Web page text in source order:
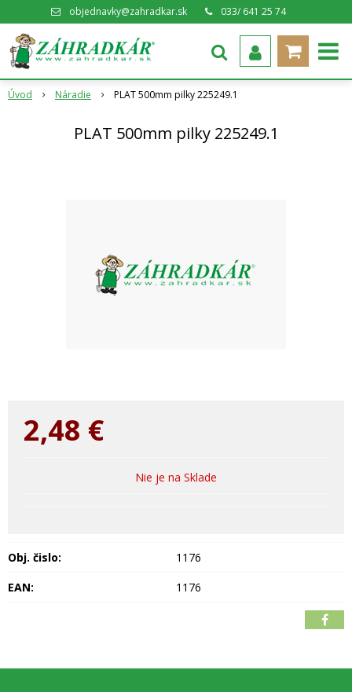
objednavky@zahradkar.sk 033/ 641 25 74
Úvod Náradie PLAT 500mm pilky 225249.1
PLAT 500mm pilky 225249.1
2,48 €
Nie je na Sklade
Obj. čislo:
1176
EAN:
1176